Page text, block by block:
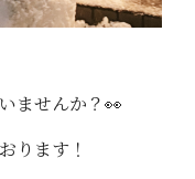
ませんか？👀
ります！